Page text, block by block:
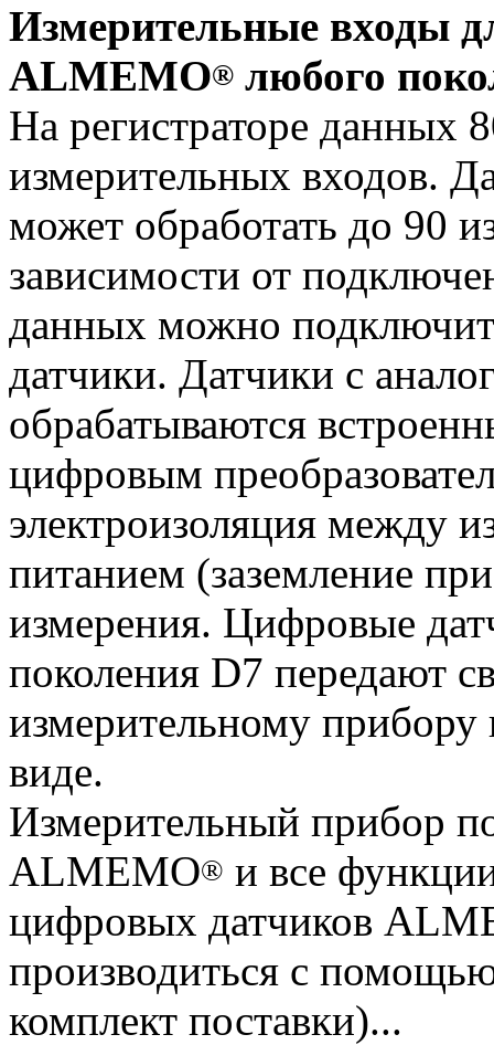
Измерительные входы
ALMEMO® любого
На регистраторе данных
измерительных входов.
может обработать до 90
зависимости от
данных можно
датчики. Датчики с
обрабатываются
цифровым
электроизоляция между
питанием (заземление
измерения. Цифровые
поколения D7 передают
измерительному
виде.
Измерительный прибор
ALMEMO® и все
цифровых датчиков
производиться с
комплект поставки)...